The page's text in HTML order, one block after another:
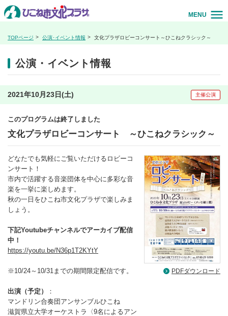
MENU
TOPページ 公演･イベント情報 文化プラザロビーコンサート～ひこねクラシック～
公演・イベント情報
2021年10月23日(土) 主催公演
このプログラムは終了しました
文化プラザロビーコンサート ～ひこねクラシック～
どなたでも気軽にご覧いただけるロビーコ
ンサート！
市内で活躍する音楽団体を中心に多彩な音
楽を一挙に楽しめます。
秋の一日をひこね市文化プラザで楽しみま
しょう。
下記Youtubeチャンネルでアーカイブ配信
中！
https://youtu.be/N36p1T2KYtY
※10/24～10/31までの期間限定配信です。
出演（予定）
：
マンドリン合奏団アンサンブルひこね
滋賀県立大学オーケストラ〈9名によるアン
PDFダウンロード